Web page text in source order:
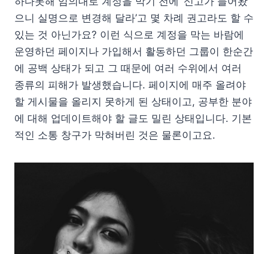
으니 실명으로 변경해 달라’고 몇 차례 권고라도 할 수
있는 것 아닌가요? 이런 식으로 계정을 막는 바람에
운영하던 페이지나 가입해서 활동하던 그룹이 한순간
에 공백 상태가 되고 그 때문에 여러 수위에서 여러
종류의 피해가 발생했습니다. 페이지에 매주 올려야
할 게시물을 올리지 못하게 된 상태이고, 공부한 분야
에 대해 업데이트해야 할 글도 밀린 상태입니다. 기본
적인 소통 창구가 막혀버린 것은 물론이고요.